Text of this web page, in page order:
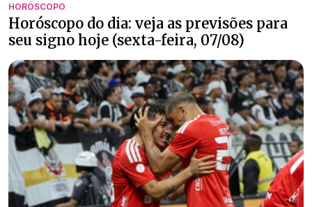
HORÓSCOPO
Horóscopo do dia: veja as previsões para
seu signo hoje (sexta-feira, 07/08)